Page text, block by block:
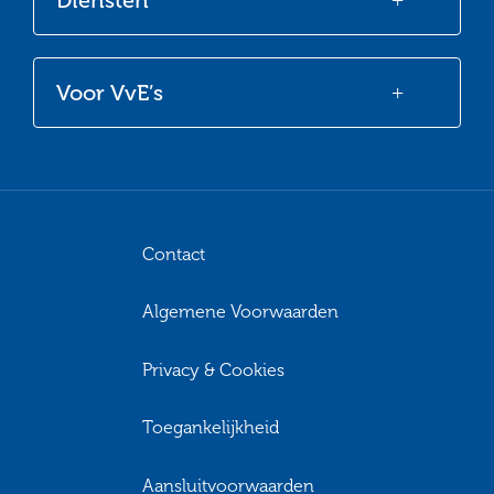
Voor VvE’s
Contact
Algemene Voorwaarden
Privacy & Cookies
Toegankelijkheid
Aansluitvoorwaarden